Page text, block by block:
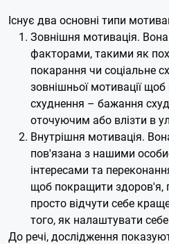
Існує два основні типи
Зовнішня мотивація.
факторами, такими як
покарання чи соціальне
зовнішньої мотивації
схуднення – бажання
оточуючим або влізти в
Внутрішня мотивація.
пов'язана з нашими
інтересами та
щоб покращити здоров'я,
просто відчути себе
того, як налаштувати
До речі, дослідження